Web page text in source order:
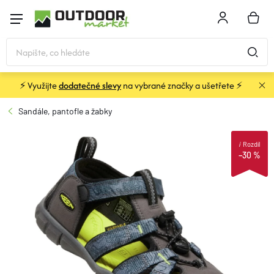
obsah
KOŠÍK
STANY
BATOHY A TAŠKY
KARIMATKY
OBLEČENÍ
⚡ Využijtedodatečné slevyna vybrané značky a ušetřete ⚡
Sandále, pantofle a žabky
–30 %
iRozdíl